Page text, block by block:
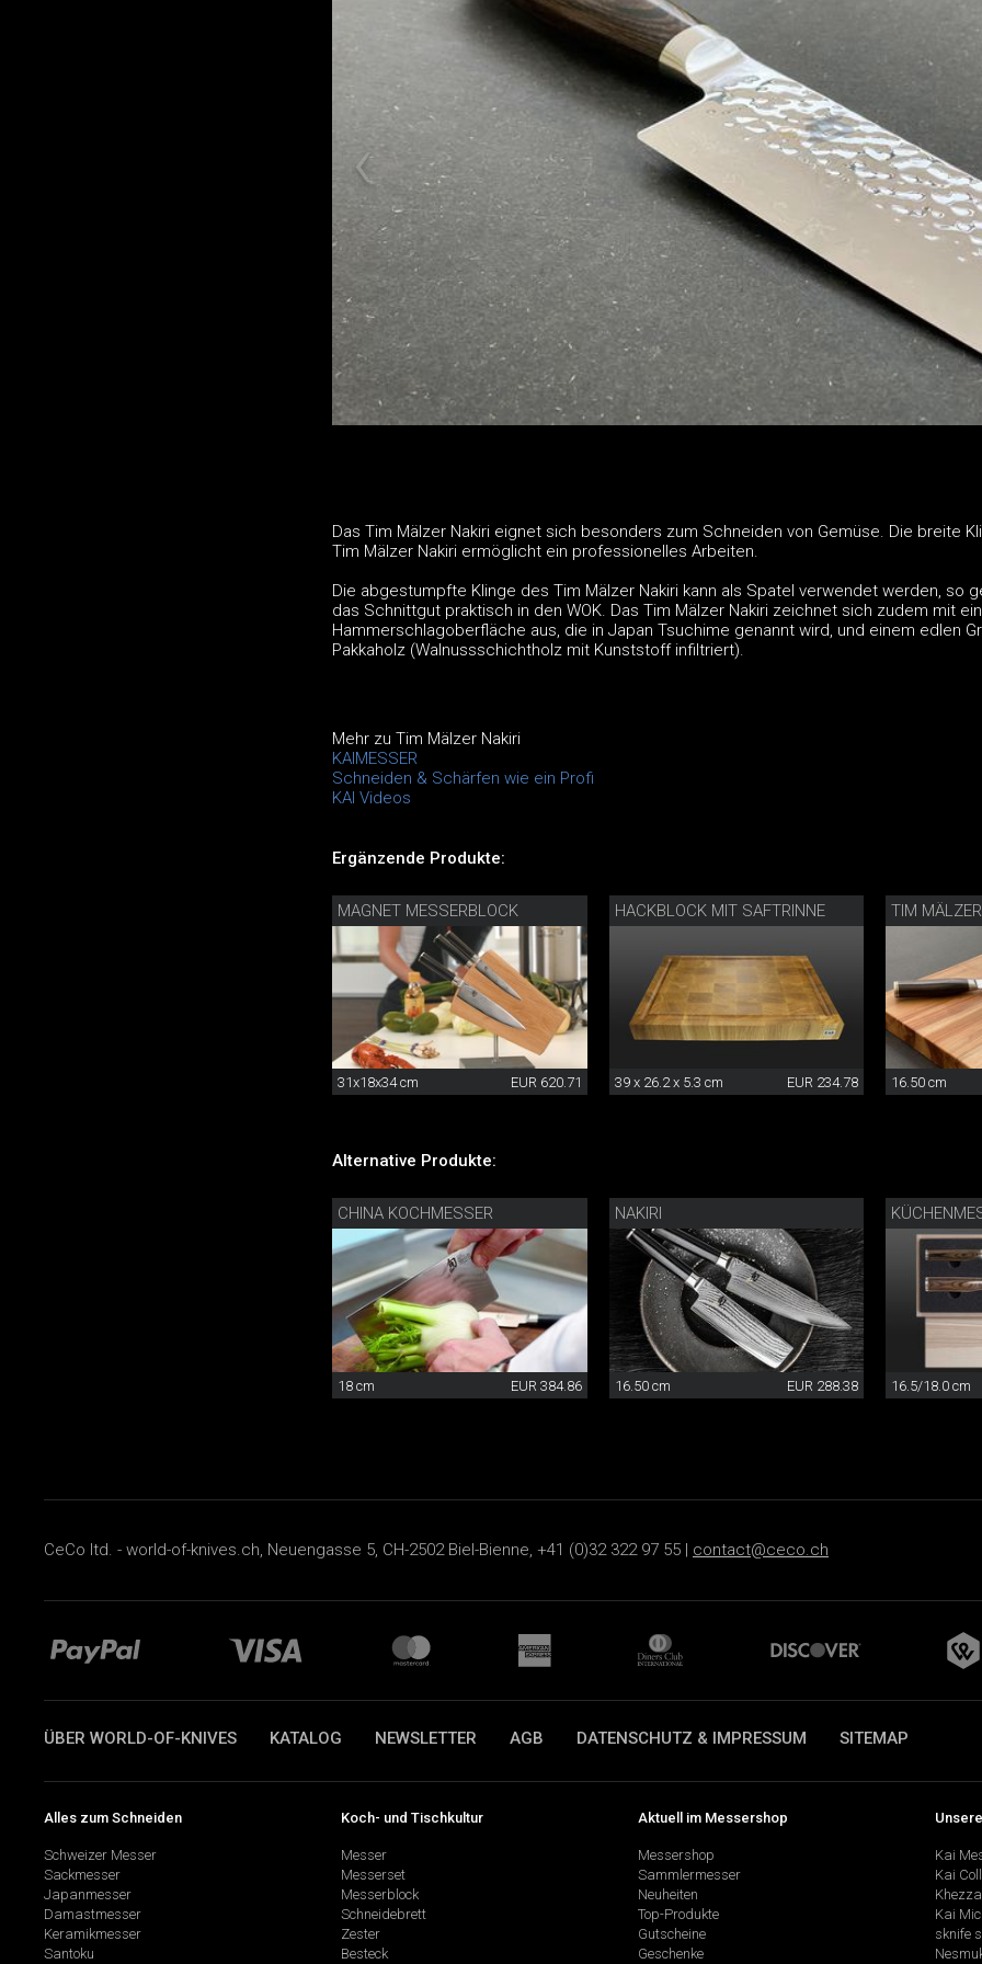
Das Tim Mälzer Nakiri eignet sich besonders zum Schneiden von Gemüse. Die breite
Tim Mälzer Nakiri ermöglicht ein professionelles Arbeiten.
Die abgestumpfte Klinge des Tim Mälzer Nakiri kann als Spatel verwendet werden, so
das Schnittgut praktisch in den WOK. Das Tim Mälzer Nakiri zeichnet sich zudem mit
Hammerschlagoberfläche aus, die in Japan Tsuchime genannt wird, und einem edlen
Pakkaholz (Walnussschichtholz mit Kunststoff infiltriert).
Mehr zu Tim Mälzer Nakiri
KAIMESSER
Schneiden & Schärfen wie ein Profi
KAI Videos
Ergänzende Produkte:
MAGNET MESSERBLOCK
31x18x34 cm EUR 620.71
HACKBLOCK MIT SAFTRINNE
39 x 26.2 x 5.3 cm EUR 234.78
TIM
16.50 cm
Alternative Produkte:
CHINA KOCHMESSER
18 cm EUR 384.86
NAKIRI
16.50 cm EUR 288.38 16.5/18.0 cm
CeCo ltd. - world-of-knives.ch, Neuengasse 5, CH-2502 Biel-Bienne, +41 (0)32 322 97 55 | contact@ceco.ch
ÜBER WORLD-OF-KNIVES KATALOG NEWSLETTER AGB DATENSCHUTZ & IMPRESSUM SITEMAP
Alles zum Schneiden
Schweizer Messer
Sackmesser
Japanmesser
Damastmesser
Keramikmesser
Santoku
Koch- und Tischkultur
Messer
Messerset
Messerblock
Schneidebrett
Zester
Besteck
Aktuell im Messershop
Messershop
Sammlermesser
Neuheiten
Top-Produkte
Gutscheine
Geschenke
Kai
Kai
Kai
sknife